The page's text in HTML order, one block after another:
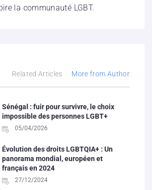
la communauté LGBT.
Related Articles More from Author
Sénégal : fuir pour survivre, le choix
impossible des personnes LGBT+
05/04/2026
Évolution des droits LGBTQIA+ : Un
panorama mondial, européen et
français en 2024
27/12/2024